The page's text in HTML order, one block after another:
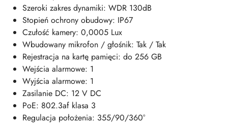
Szeroki zakres dynamiki: WDR 130dB
Stopień ochrony obudowy: IP67
Czułość kamery: 0,0005 Lux
Wbudowany mikrofon / głośnik: Tak / Tak
Rejestracja na kartę pamięci: do 256 GB
Wejścia alarmowe: 1
Wyjścia alarmowe: 1
Zasilanie DC: 12 V DC
PoE: 802.3af klasa 3
Regulacja położenia: 355/90/360°